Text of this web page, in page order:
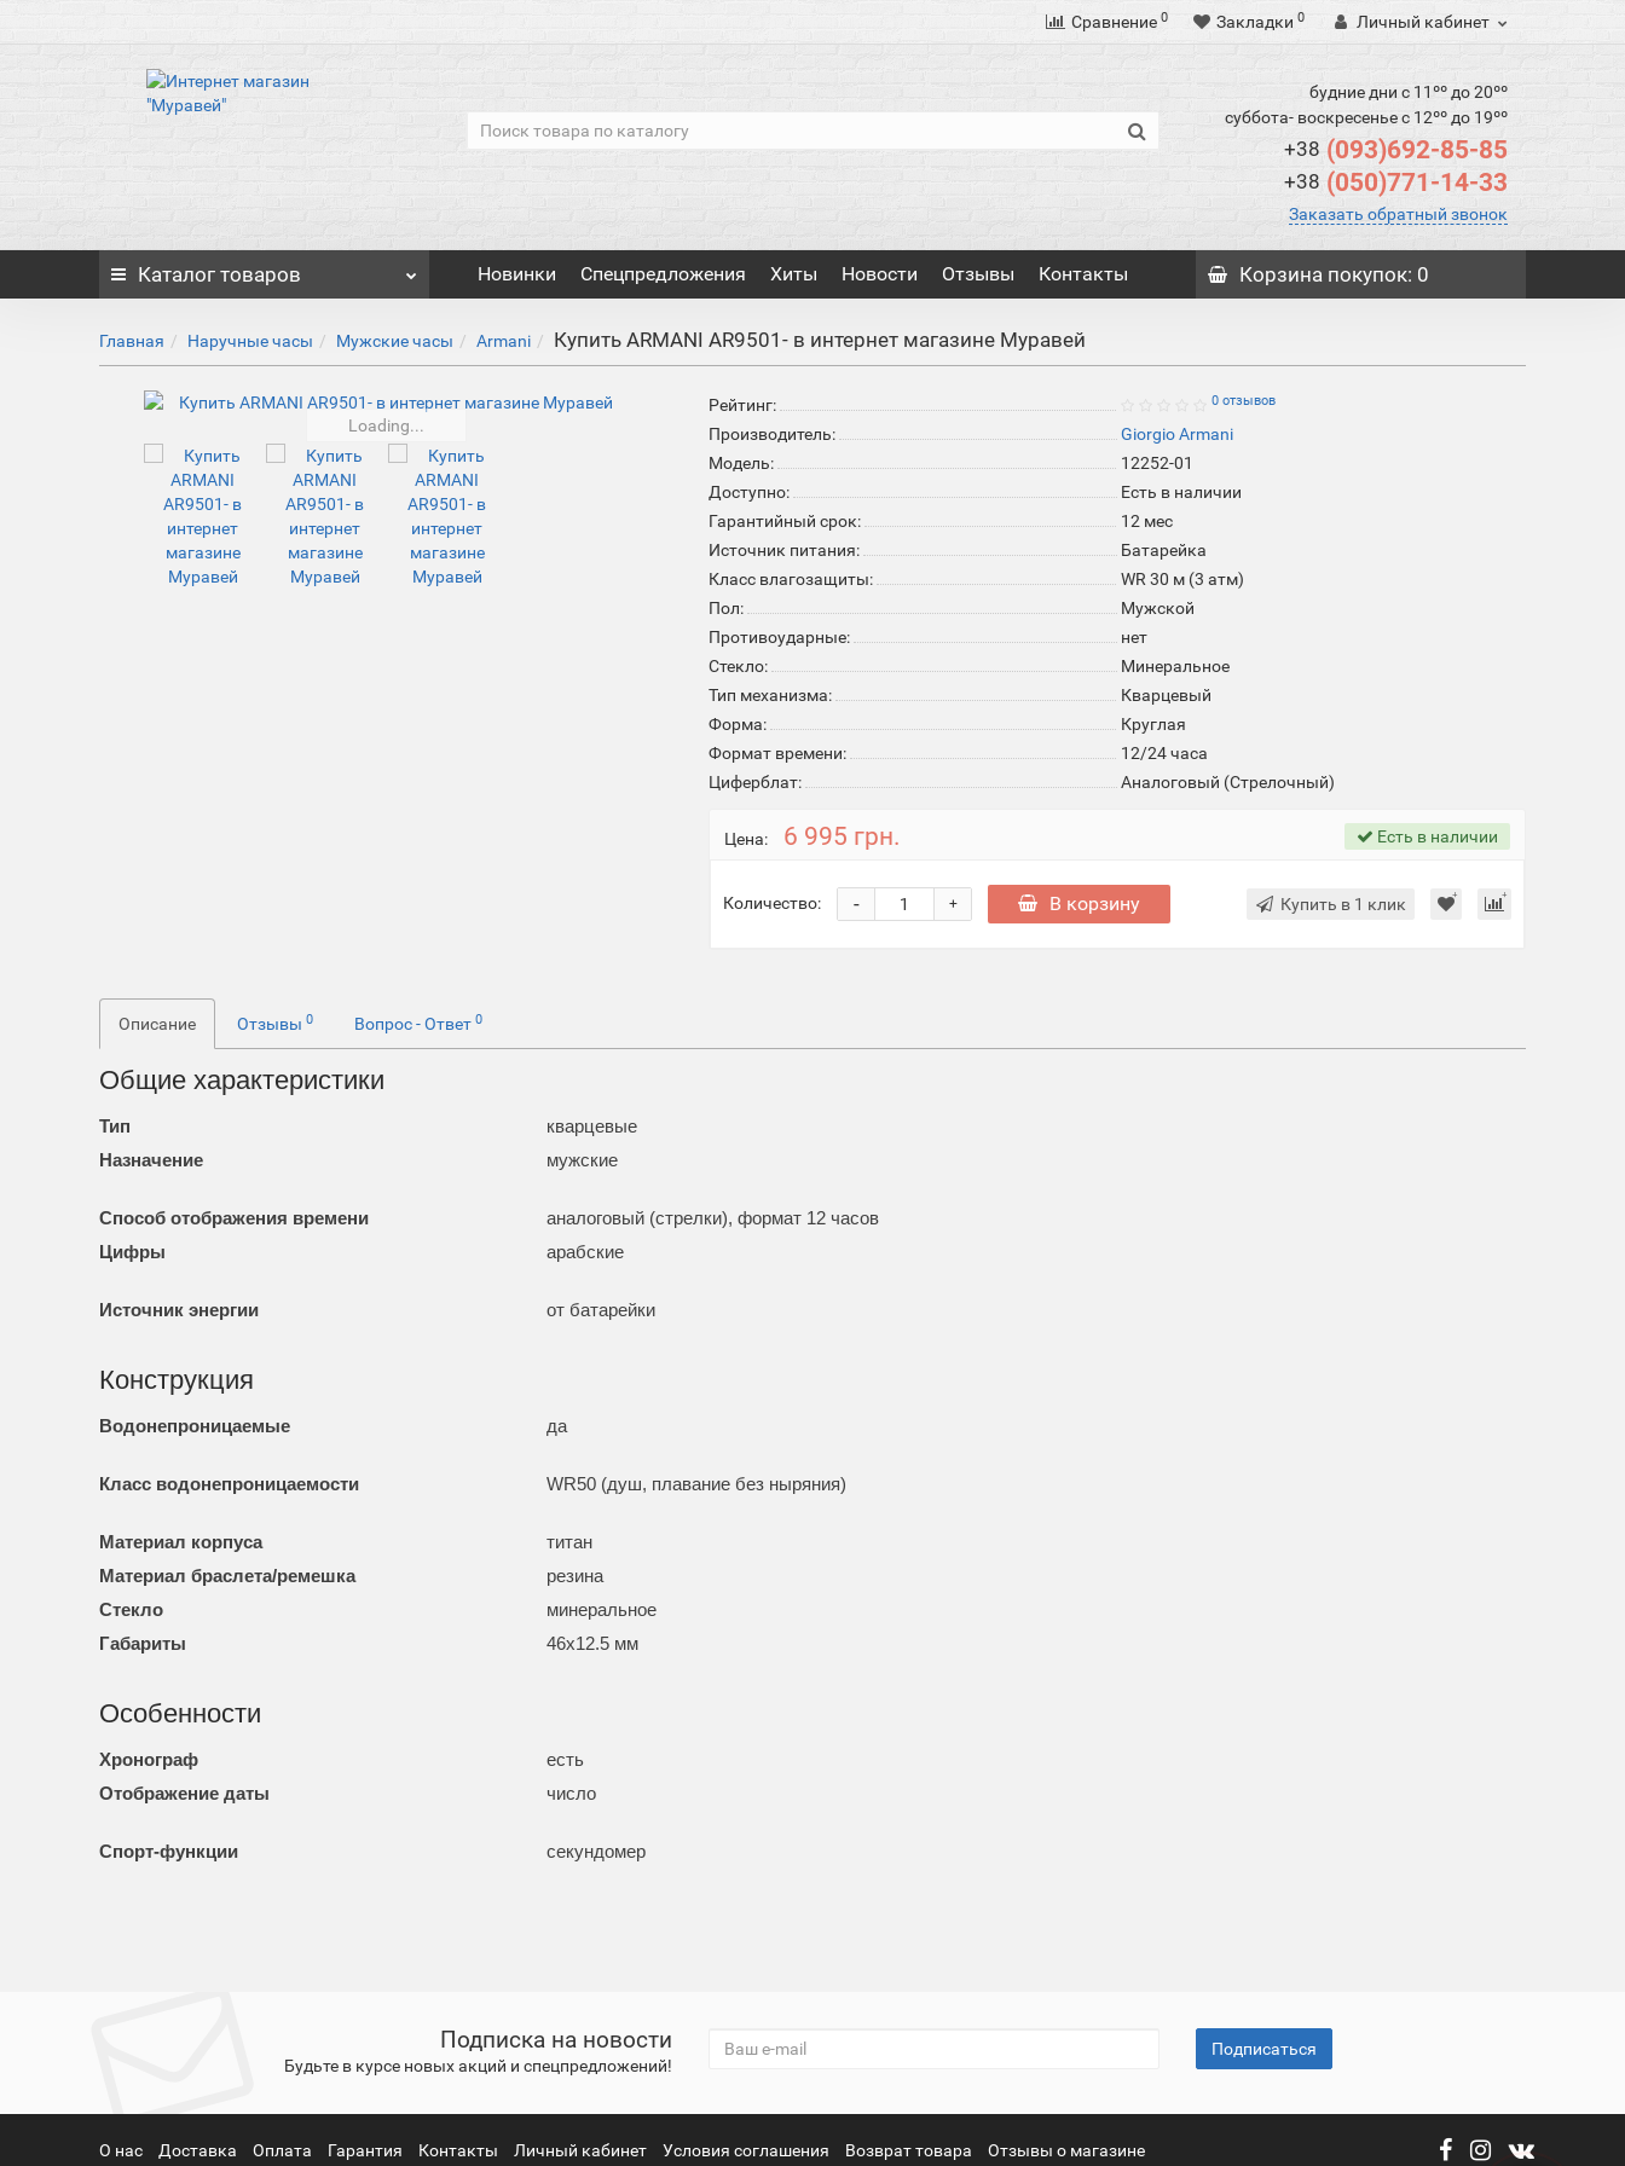
Сравнение 0 Закладки 0 Личный кабинет
будние дни с 11ºº до 20ºº
суббота- воскресенье с 12ºº до 19ºº
+38 (093)692-85-85
+38 (050)771-14-33
Заказать обратный звонок
Каталог товаров Новинки Спецпредложения Хиты Новости Отзывы Контакты Корзина покупок: 0
Главная Наручные часы Мужские часы Armani Купить ARMANI AR9501- в интернет магазине Муравей
Loading...
Рейтинг: 0 отзывов
Производитель:
Giorgio Armani
Модель:
12252-01
Доступно:
Есть в наличии
Гарантийный срок:
12 мес
Источник питания:
Батарейка
Класс влагозащиты:
WR 30 м (3 атм)
Пол:
Мужской
Противоударные:
нет
Стекло:
Минеральное
Тип механизма:
Кварцевый
Форма:
Круглая
Формат времени:
12/24 часа
Циферблат:
Аналоговый (Стрелочный)
Цена: 6 995 грн. Есть в наличии
Количество: +
- В корзину Купить в 1 клик
Описание Отзывы0 Вопрос - Ответ0
Общие характеристики
Тип
кварцевые
Назначение
мужские
Способ отображения времени
аналоговый (стрелки), формат 12 часов
Цифры
арабские
Источник энергии от батарейки
Конструкция
Водонепроницаемые да
Класс водонепроницаемости WR50 (душ, плавание без ныряния)
Материал корпуса
титан
Материал браслета/ремешка
резина
Стекло
минеральное
Габариты
46x12.5 мм
Особенности
Хронограф
есть
Отображение даты
число
Спорт-функции секундомер
Подписка на новости
Будьте в курсе новых акций и спецпредложений!
Подписаться
О нас Доставка Оплата Гарантия Контакты Личный кабинет Условия соглашения Возврат товара Отзывы о магазине